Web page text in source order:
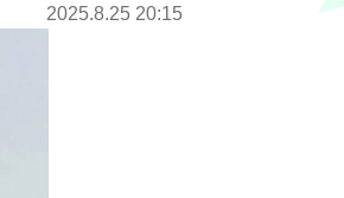
2025.8.25 20:15